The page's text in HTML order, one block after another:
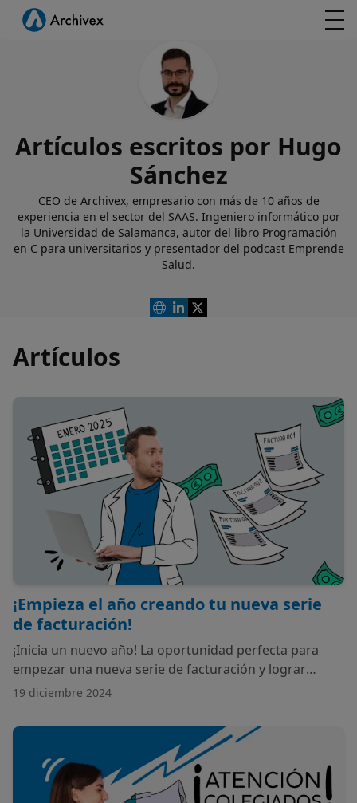
Artículos escritos por Hugo
Sánchez
CEO de Archivex, empresario con más de 10 años de
experiencia en el sector del SAAS. Ingeniero informático por
la Universidad de Salamanca, autor del libro Programación
en C para universitarios y presentador del podcast Emprende
Salud.
Artículos
¡Empieza el año creando tu nueva serie
de facturación!
¡Inicia un nuevo año! La oportunidad perfecta para
empezar una nueva serie de facturación y lograr
administrar la contabilidad de tu centro sin
19 diciembre 2024